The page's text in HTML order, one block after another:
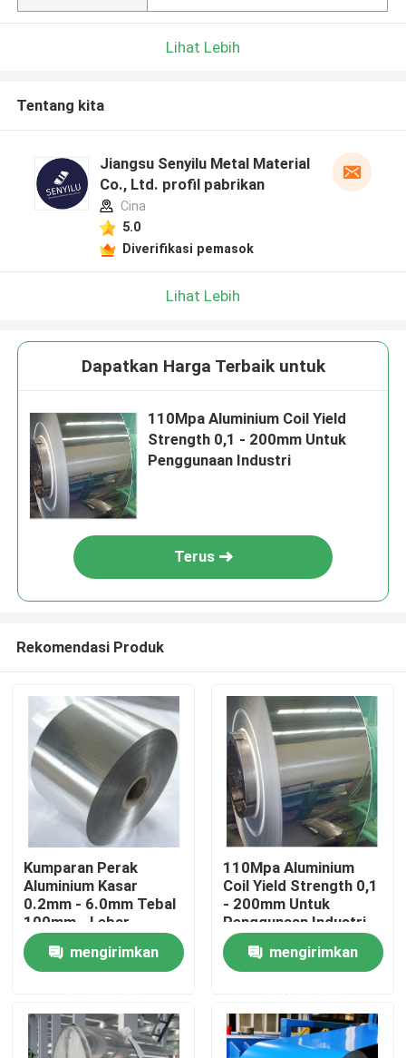
Rumah
Lihat Lebih
Tentang kita
Jiangsu Senyilu Metal Material
Co., Ltd. profil pabrikan
Cina
5.0
Diverifikasi pemasok
Lihat Lebih
Dapatkan Harga Terbaik untuk
110Mpa Aluminium Coil Yield
Strength 0,1 - 200mm Untuk
Penggunaan Industri
Terus
Rekomendasi Produk
Kumparan Perak
Aluminium Kasar
0.2mm - 6.0mm Tebal
100mm - Lebar
2600mm
mengirimkan
110Mpa Aluminium
Coil Yield Strength 0,1
- 200mm Untuk
Penggunaan Industri
mengirimkan